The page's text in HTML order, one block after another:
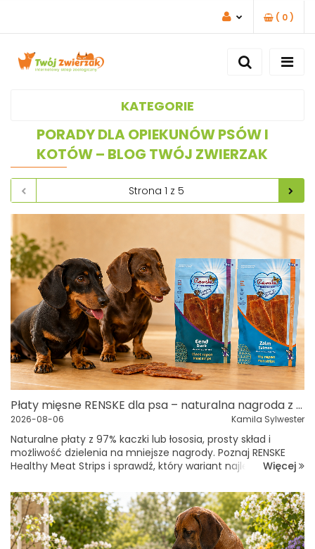
ZALOGUJ SIĘ
( 0 )
KATEGORIE
PORADY DLA OPIEKUNÓW PSÓW I
KOTÓW – BLOG TWÓJ ZWIERZAK
Płaty mięsne RENSKE dla psa – naturalna nagroda z 97% kaczki lub łososia
2026-08-06 Kamila Sylwester
Naturalne płaty z 97% kaczki lub łososia, prosty skład i
możliwość dzielenia na mniejsze nagrody. Poznaj RENSKE
Healthy Meat Strips i sprawdź, który wariant najlepiej pasuje
psa powinien nie ty...
Więcej